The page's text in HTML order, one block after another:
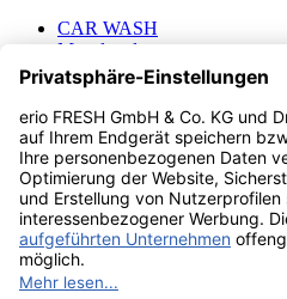
CAR WASH
Mavel reels
AEROTEC Compressors
Nayax Cashless
Contact us
erio FRESH GmbH & Co. KG
Stader Landstr. 7
28719 Bremen
+49 (0) 421 169 817 80